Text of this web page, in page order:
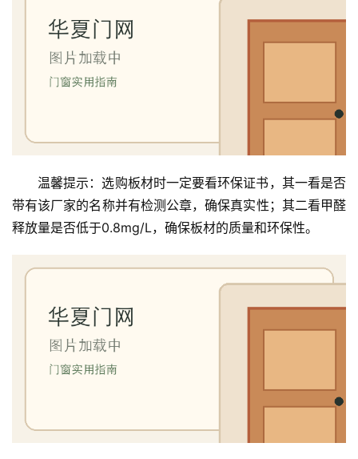
温馨提示：选购板材时一定要看环保证书，其一看是否
带有该厂家的名称并有检测公章，确保真实性；其二看甲醛
释放量是否低于0.8mg/L，确保板材的质量和环保性。